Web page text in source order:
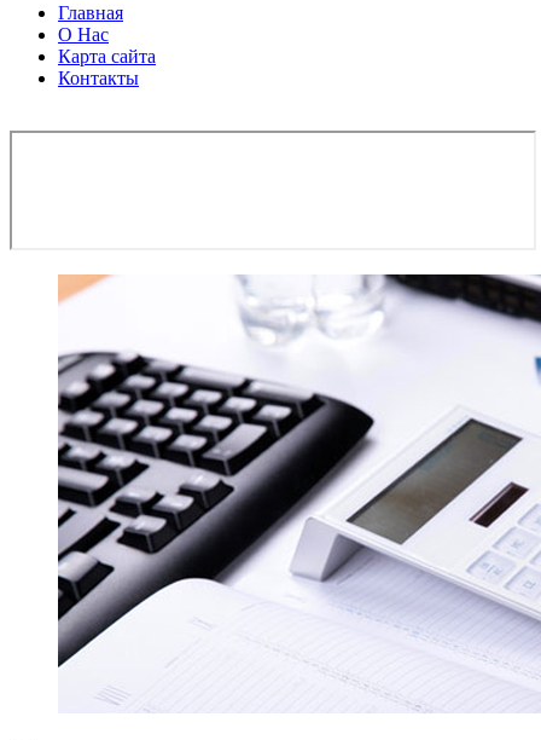
Главная
О Нас
Карта сайта
Контакты